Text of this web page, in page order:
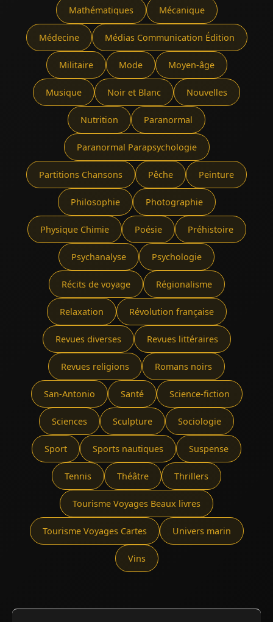
Mathématiques Mécanique
Médecine Médias Communication Édition
Militaire Mode Moyen-âge
Musique Noir et Blanc Nouvelles
Nutrition Paranormal
Paranormal Parapsychologie
Partitions Chansons Pêche Peinture
Philosophie Photographie
Physique Chimie Poésie Préhistoire
Psychanalyse Psychologie
Récits de voyage Régionalisme
Relaxation Révolution française
Revues diverses Revues littéraires
Revues religions Romans noirs
San-Antonio Santé Science-fiction
Sciences Sculpture Sociologie
Sport Sports nautiques Suspense
Tennis Théâtre Thrillers
Tourisme Voyages Beaux livres
Tourisme Voyages Cartes Univers marin
Vins